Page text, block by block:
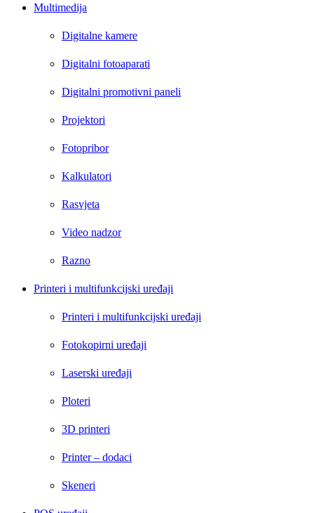
Multimedija
Digitalne kamere
Digitalni fotoaparati
Digitalni promotivni paneli
Projektori
Fotopribor
Kalkulatori
Rasvjeta
Video nadzor
Razno
Printeri i multifunkcijski uređaji
Printeri i multifunkcijski uređaji
Fotokopirni uređaji
Laserski uređaji
Ploteri
3D printeri
Printer – dodaci
Skeneri